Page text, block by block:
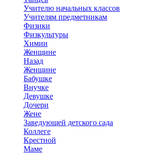
Учителю начальных классов
Учителям предметникам
Физики
Физкультуры
Химии
Женщине
Назад
Женщине
Бабушке
Внучке
Девушке
Дочери
Жене
Заведующей детского сада
Коллеге
Крестной
Маме